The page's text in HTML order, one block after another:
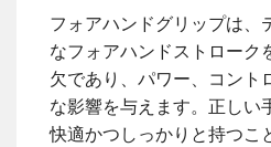
フォアハンドグリップは、
なフォアハンドストローク
欠であり、パワー、コント
な影響を与えます。正しい
快適かつしっかりと持つこ